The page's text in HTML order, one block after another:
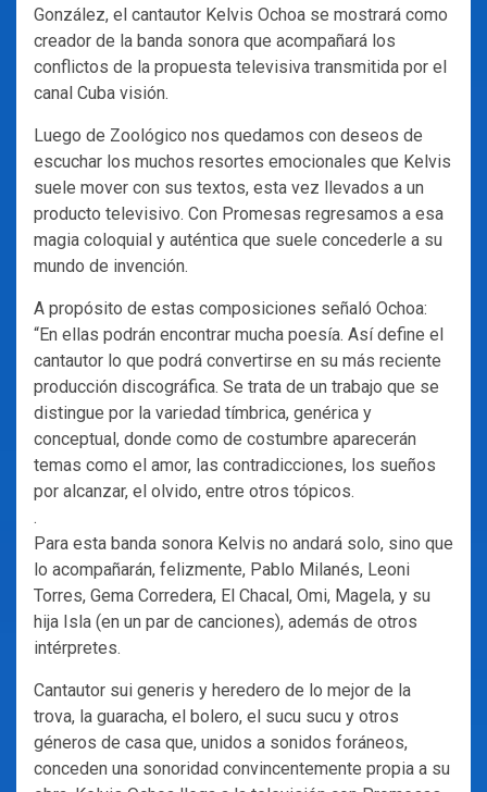
González, el cantautor Kelvis Ochoa se mostrará como
creador de la banda sonora que acompañará los
conflictos de la propuesta televisiva transmitida por el
canal Cuba visión.
Luego de Zoológico nos quedamos con deseos de
escuchar los muchos resortes emocionales que Kelvis
suele mover con sus textos, esta vez llevados a un
producto televisivo. Con Promesas regresamos a esa
magia coloquial y auténtica que suele concederle a su
mundo de invención.
A propósito de estas composiciones señaló Ochoa:
“En ellas podrán encontrar mucha poesía. Así define el
cantautor lo que podrá convertirse en su más reciente
producción discográfica. Se trata de un trabajo que se
distingue por la variedad tímbrica, genérica y
conceptual, donde como de costumbre aparecerán
temas como el amor, las contradicciones, los sueños
por alcanzar, el olvido, entre otros tópicos.
.
Para esta banda sonora Kelvis no andará solo, sino que
lo acompañarán, felizmente, Pablo Milanés, Leoni
Torres, Gema Corredera, El Chacal, Omi, Magela, y su
hija Isla (en un par de canciones), además de otros
intérpretes.
Cantautor sui generis y heredero de lo mejor de la
trova, la guaracha, el bolero, el sucu sucu y otros
géneros de casa que, unidos a sonidos foráneos,
conceden una sonoridad convincentemente propia a su